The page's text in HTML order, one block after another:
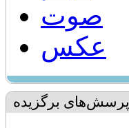
صوت
عکس
پرسش‌های برگزیده